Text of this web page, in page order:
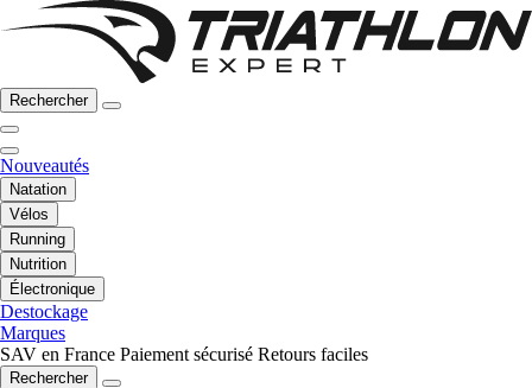
Rechercher
Nouveautés
Natation
Vélos
Running
Nutrition
Électronique
Destockage
Marques
SAV en France Paiement sécurisé Retours faciles
Rechercher